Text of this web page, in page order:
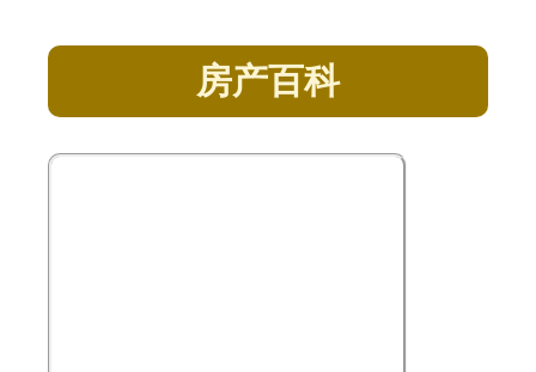
房产百科